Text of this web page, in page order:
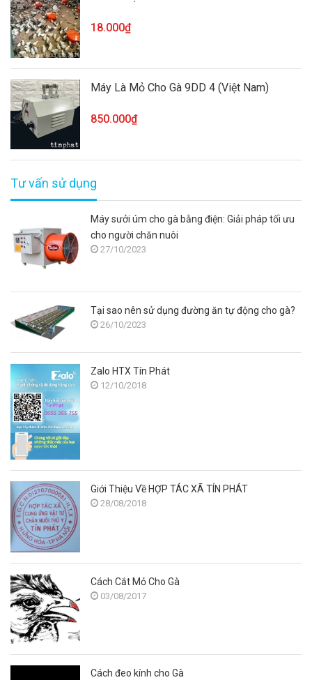
18.000₫
Máy Là Mỏ Cho Gà 9DD 4 (Việt Nam)
850.000₫
Tư vấn sử dụng
Máy sưởi úm cho gà bằng điện: Giải pháp tối ưu
cho người chăn nuôi
27/10/2023
Tại sao nên sử dụng đường ăn tự động cho gà?
26/10/2023
Zalo HTX Tín Phát
12/10/2018
Giới Thiệu Về HỢP TÁC XÃ TÍN PHÁT
28/08/2018
Cách Cắt Mỏ Cho Gà
03/08/2017
Cách đeo kính cho Gà